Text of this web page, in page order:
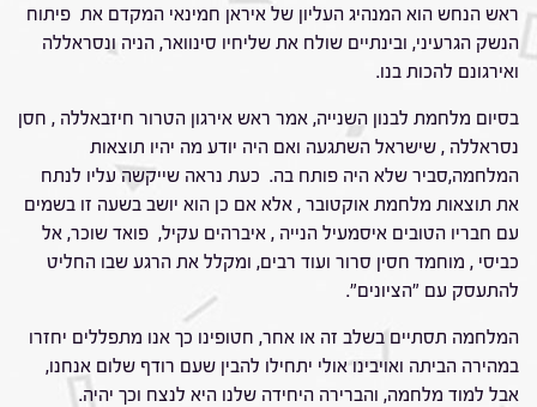
ראש הנחש הוא המנהיג העליון של איראן חמינאי המקדם את פיתוח
הנשק הגרעיני, ובינתיים שולח את שליחיו סינוואר, הניה ונסראללה
ואירגונם להכות בנו.
בסיום מלחמת לבנון השנייה, אמר ראש אירגון הטרור חיזבאללה , חסן
נסראללה , שישראל השתגעה ואם היה יודע מה יהיו תוצאות
המלחמה,סביר שלא היה פותח בה. כעת נראה שייקשה עליו לנתח
את תוצאות מלחמת אוקטובר , אלא אם כן הוא יושב בשעה זו בשמים
עם חבריו הטובים איסמעיל הנייה , איברהים עקיל, פואד שוכר, אל
כביסי , מוחמד חסין סרור ועוד רבים, ומקלל את הרגע שבו החליט
להתעסק עם "הציונים".
המלחמה תסתיים בשלב זה או אחר, חטופינו כך אנו מתפללים יחזרו
במהירה הביתה ואויבינו אולי יתחילו להבין שעם רודף שלום אנחנו,
אבל למוד מלחמה, והברירה היחידה שלנו היא לנצח וכך יהיה.